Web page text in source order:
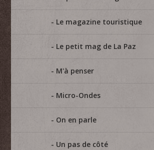
Le magazine touristique
Le petit mag de La Paz
M'à penser
Micro-Ondes
On en parle
Un pas de côté